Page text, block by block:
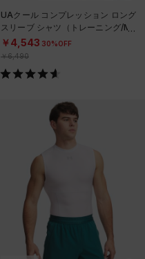
UAクール コンプレッション ロング
スリーブ シャツ（トレーニング/ME
N）
￥4,543 30%OFF
￥6,490